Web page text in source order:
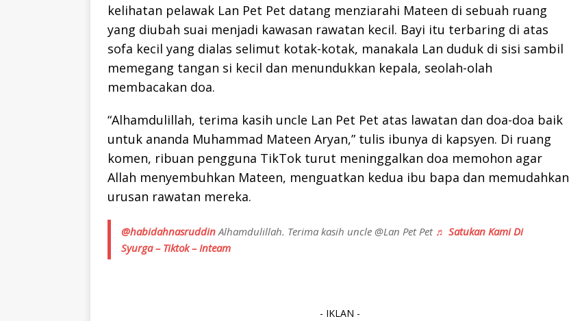
kelihatan pelawak Lan Pet Pet datang menziarahi Mateen di sebuah ruang
yang diubah suai menjadi kawasan rawatan kecil. Bayi itu terbaring di atas
sofa kecil yang dialas selimut kotak-kotak, manakala Lan duduk di sisi sambil
memegang tangan si kecil dan menundukkan kepala, seolah-olah
membacakan doa.
“Alhamdulillah, terima kasih uncle Lan Pet Pet atas lawatan dan doa-doa baik
untuk ananda Muhammad Mateen Aryan,” tulis ibunya di kapsyen. Di ruang
komen, ribuan pengguna TikTok turut meninggalkan doa memohon agar
Allah menyembuhkan Mateen, menguatkan kedua ibu bapa dan memudahkan
urusan rawatan mereka.
@habidahnasruddinAlhamdulillah. Terima kasih uncle @Lan Pet Pet ♬ Satukan Kami Di
Syurga – Tiktok – Inteam
- IKLAN -